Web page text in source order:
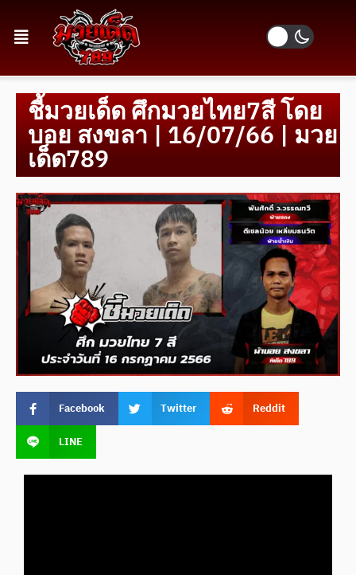
ชี้มวยเด็ด ศึกมวยไทย7สี โดย
บอย สงขลา | 16/07/66 | มวย
เด็ด789
Facebook Twitter
Reddit
LINE